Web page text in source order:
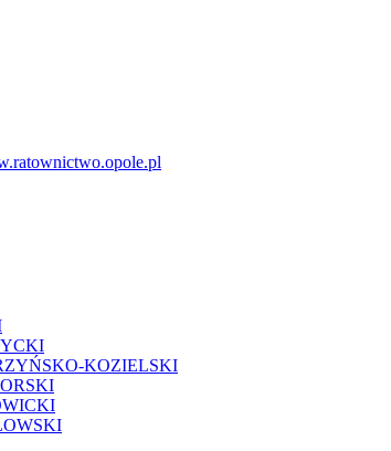
– www.ratownictwo.opole.pl
KOZIELSKI